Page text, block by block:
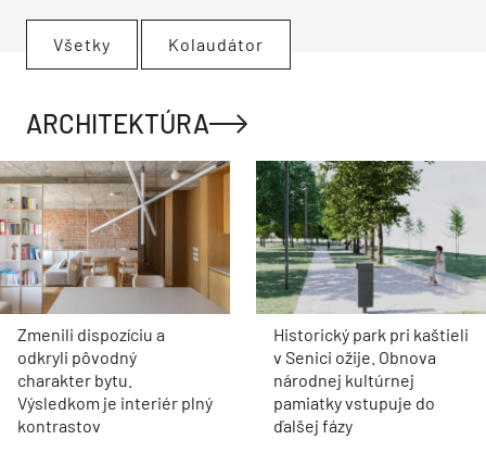
Všetky Kolaudátor
ARCHITEKTÚRA
Zmenili dispozíciu a
odkryli pôvodný
charakter bytu.
Výsledkom je interiér plný
kontrastov
Historický park pri kaštieli
v Senici ožije. Obnova
národnej kultúrnej
pamiatky vstupuje do
ďalšej fázy